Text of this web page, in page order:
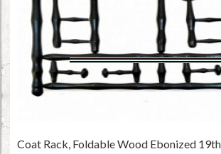
Coat Rack, Foldable Wood Ebonized